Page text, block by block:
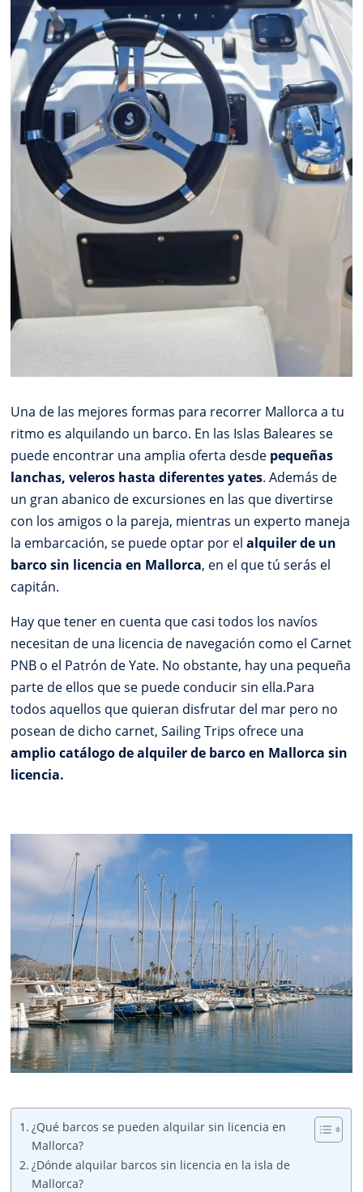
Una de las mejores formas para recorrer Mallorca a tu
ritmo es alquilando un barco. En las Islas Baleares se
puede encontrar una amplia oferta desde pequeñas
lanchas, veleros hasta diferentes yates. Además de
un gran abanico de excursiones en las que divertirse
con los amigos o la pareja, mientras un experto maneja
la embarcación, se puede optar por elalquiler de un
barco sin licencia en Mallorca, en el que tú serás el
capitán.
Hay que tener en cuenta que casi todos los navíos
necesitan de una licencia de navegación como el Carnet
PNB o el Patrón de Yate. No obstante, hay una pequeña
parte de ellos que se puede conducir sin ella.Para
todos aquellos que quieran disfrutar del mar pero no
posean de dicho carnet, Sailing Trips ofrece una
amplio catálogo de alquiler de barco en Mallorca sin
licencia.
¿Qué barcos se pueden alquilar sin licencia en
Mallorca?
¿Dónde alquilar barcos sin licencia en la isla de
Mallorca?